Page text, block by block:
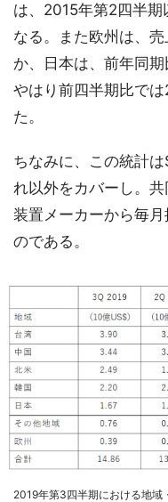
は、2015年第2四半
なる。また欧州は、
か、日本は、前年同
やはり前四半期比で
た。
ちなみに、この統計
れ以外をカバーし。
装置メーカーから毎
のである。
2019年第3四半期における地域